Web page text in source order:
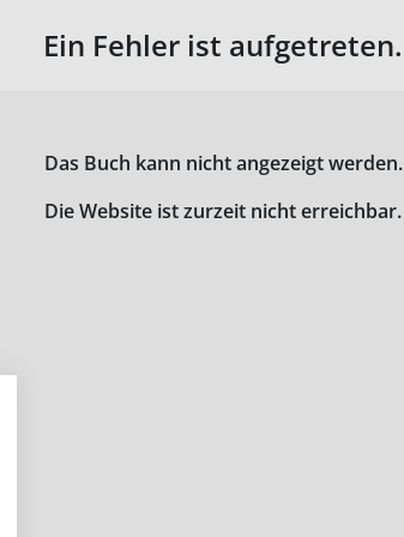
Ein Fehler ist aufgetreten.
Das Buch kann nicht angezeigt werden.
Die Website ist zurzeit nicht erreichbar.